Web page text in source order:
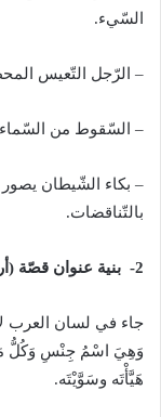
السّيء.
– الرّجل التّعيس
– السّقوط من السّماء
– بكاء الشّيطان
بالتّناقضات.
2- بنية عنوان قصّة (
جاء في لسان العرب
وَهِيَ اسْمُ جِنْسِ وَكُلُّ
هَيَّأْتَه وسَوَّيْتَه.